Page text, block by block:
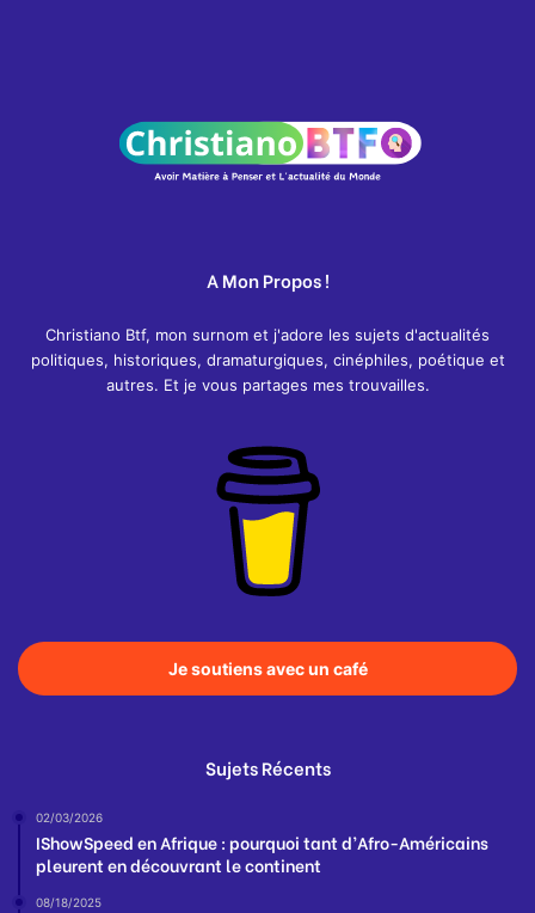
A Mon Propos !
Christiano Btf, mon surnom et j'adore les sujets d'actualités
politiques, historiques, dramaturgiques, cinéphiles, poétique et
autres. Et je vous partages mes trouvailles.
Je soutiens avec un café
Sujets Récents
02/03/2026
IShowSpeed en Afrique : pourquoi tant d’Afro-Américains
pleurent en découvrant le continent
08/18/2025